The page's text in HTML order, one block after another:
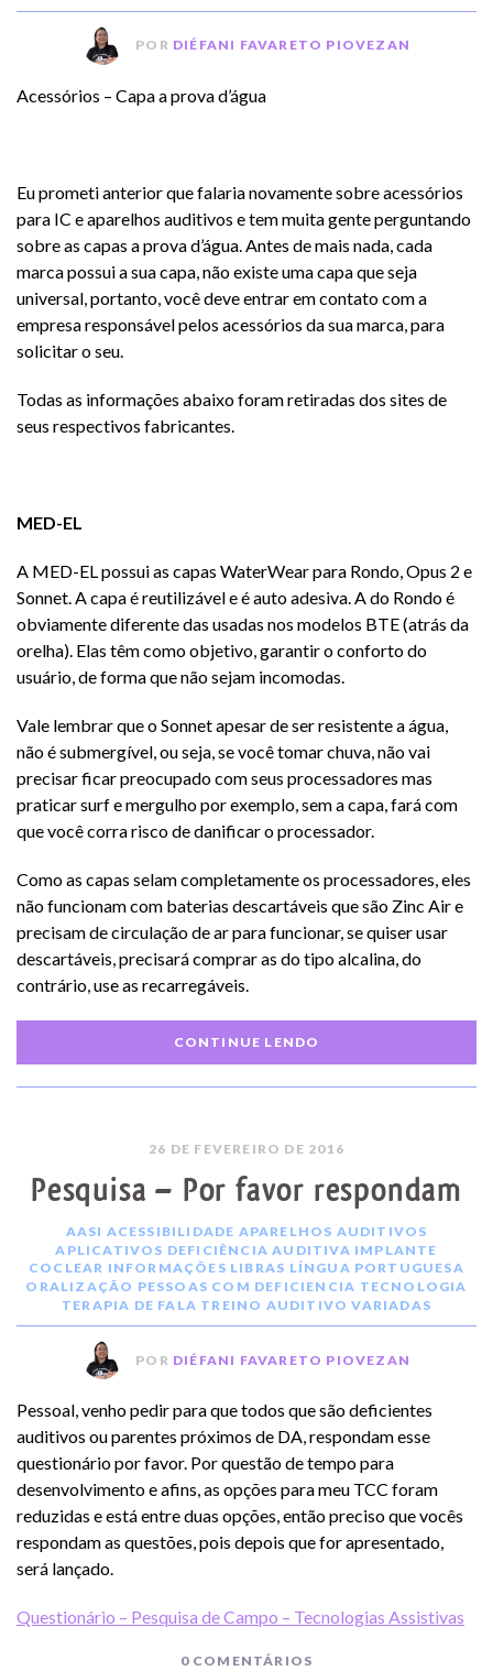
POR DIÉFANI FAVARETO PIOVEZAN
Acessórios – Capa a prova d’água
Eu prometi anterior que falaria novamente sobre acessórios
para IC e aparelhos auditivos e tem muita gente perguntando
sobre as capas a prova d’água. Antes de mais nada, cada
marca possui a sua capa, não existe uma capa que seja
universal, portanto, você deve entrar em contato com a
empresa responsável pelos acessórios da sua marca, para
solicitar o seu.
Todas as informações abaixo foram retiradas dos sites de
seus respectivos fabricantes.
MED-EL
A MED-EL possui as capas WaterWear para Rondo, Opus 2 e
Sonnet. A capa é reutilizável e é auto adesiva. A do Rondo é
obviamente diferente das usadas nos modelos BTE (atrás da
orelha). Elas têm como objetivo, garantir o conforto do
usuário, de forma que não sejam incomodas.
Vale lembrar que o Sonnet apesar de ser resistente a água,
não é submergível, ou seja, se você tomar chuva, não vai
precisar ficar preocupado com seus processadores mas
praticar surf e mergulho por exemplo, sem a capa, fará com
que você corra risco de danificar o processador.
Como as capas selam completamente os processadores, eles
não funcionam com baterias descartáveis que são Zinc Air e
precisam de circulação de ar para funcionar, se quiser usar
descartáveis, precisará comprar as do tipo alcalina, do
contrário, use as recarregáveis.
CONTINUE LENDO
26 DE FEVEREIRO DE 2016
Pesquisa – Por favor respondam
AASI ACESSIBILIDADE APARELHOS AUDITIVOS
APLICATIVOS DEFICIÊNCIA AUDITIVA IMPLANTE
COCLEAR INFORMAÇÕES LIBRAS LÍNGUA PORTUGUESA
ORALIZAÇÃO PESSOAS COM DEFICIENCIA TECNOLOGIA
TERAPIA DE FALA TREINO AUDITIVO VARIADAS
POR DIÉFANI FAVARETO PIOVEZAN
Pessoal, venho pedir para que todos que são deficientes
auditivos ou parentes próximos de DA, respondam esse
questionário por favor. Por questão de tempo para
desenvolvimento e afins, as opções para meu TCC foram
reduzidas e está entre duas opções, então preciso que vocês
respondam as questões, pois depois que for apresentado,
será lançado.
Questionário – Pesquisa de Campo – Tecnologias Assistivas
0 COMENTÁRIOS